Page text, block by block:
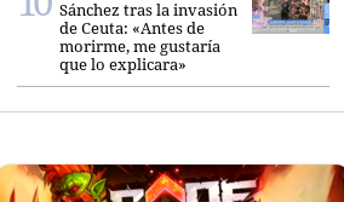
Sánchez tras la invasión
de Ceuta: «Antes de
morirme, me gustaría
que lo explicara»